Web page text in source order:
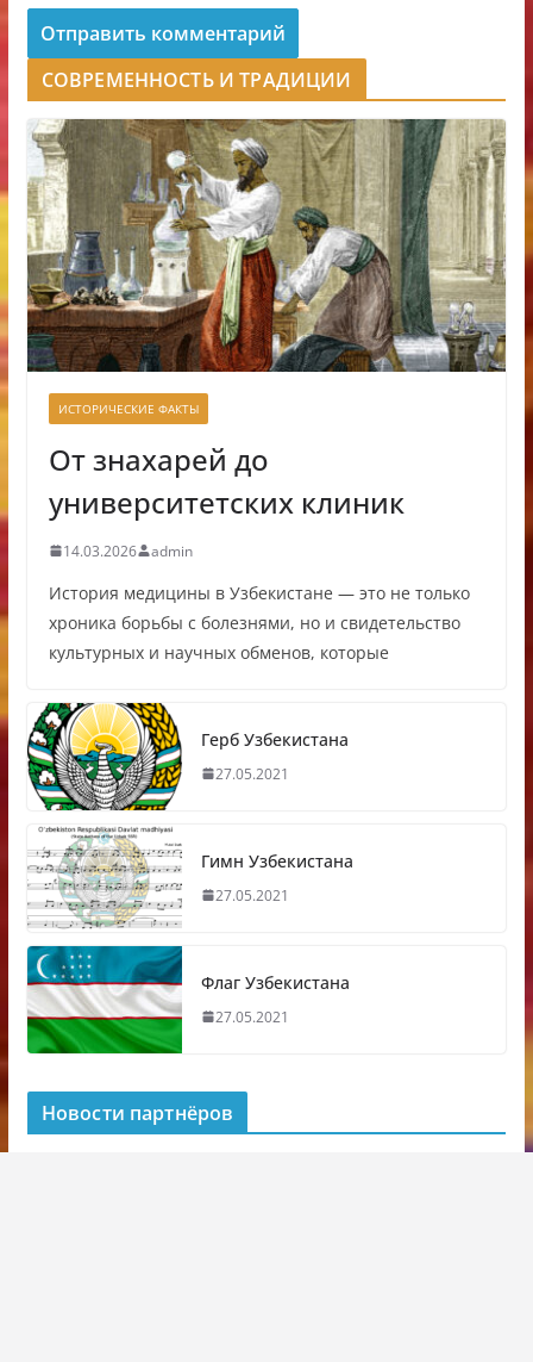
СОВРЕМЕННОСТЬ И ТРАДИЦИИ
ИСТОРИЧЕСКИЕ ФАКТЫ
От знахарей до
университетских клиник
14.03.2026 admin
История медицины в Узбекистане — это не только
хроника борьбы с болезнями, но и свидетельство
культурных и научных обменов, которые
Герб Узбекистана
27.05.2021
Гимн Узбекистана
27.05.2021
Флаг Узбекистана
27.05.2021
Новости партнёров